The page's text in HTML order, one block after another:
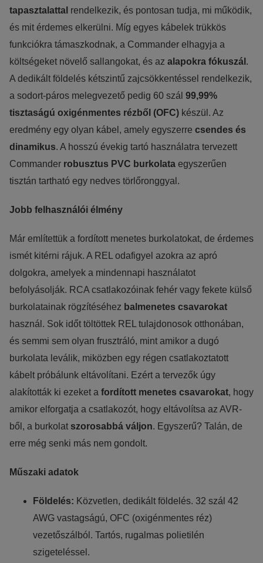
tapasztalattal rendelkezik, és pontosan tudja, mi működik,
és mit érdemes elkerülni. Míg egyes kábelek trükkös
funkciókra támaszkodnak, a Commander elhagyja a
költségeket növelő sallangokat, és az alapokra fókuszál .
A dedikált földelés kétszintű zajcsökkentéssel rendelkezik,
a sodort-páros melegvezető pedig 60 szál 99,99%
tisztaságú oxigénmentes rézből (OFC) készül. Az
eredmény egy olyan kábel, amely egyszerre csendes és
dinamikus. A hosszú évekig tartó használatra tervezett
Commander robusztus PVC burkolata egyszerűen
tisztán tartható egy nedves törlőronggyal.
Jobb felhasználói élmény
Már említettük a fordított menetes burkolatokat, de érdemes
ismét kitérni rájuk. A REL odafigyel azokra az apró
dolgokra, amelyek a mindennapi használatot
befolyásolják. RCA csatlakozóinak fehér vagy fekete külső
burkolatainak rögzítéséhez balmenetes csavarokat
használ. Sok időt töltöttek REL tulajdonosok otthonában,
és semmi sem olyan frusztráló, mint amikor a dugó
burkolata leválik, miközben egy régen csatlakoztatott
kábelt próbálunk eltávolítani. Ezért a tervezők úgy
alakították ki ezeket a fordított menetes csavarokat, hogy
amikor elforgatja a csatlakozót, hogy eltávolítsa az AVR-
ből, a burkolat szorosabbá váljon. Egyszerű? Talán, de
erre még senki más nem gondolt.
Műszaki adatok
Földelés: Közvetlen, dedikált földelés. 32 szál 42
AWG vastagságú, OFC (oxigénmentes réz)
vezetőszálból. Tartós, rugalmas polietilén
szigeteléssel.